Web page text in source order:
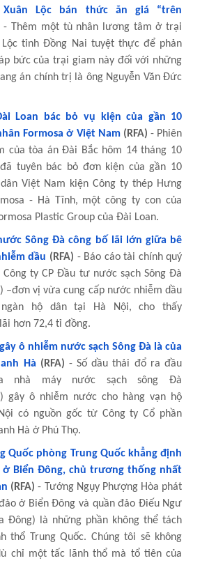
Lộc bán thức ăn giá “trên
- Thêm một tù nhân lương tâm ở trại
Lộc tỉnh Đồng Nai tuyệt thực để phản
bức của trại giam này đối với những
án chính trị là ông Nguyễn Văn Đức
Loan bác bỏ vụ kiện của gần 10
Formosa ở Việt Nam(RFA) - Phiên
của tòa án Đài Bắc hôm 14 tháng 10
tuyên bác bỏ đơn kiện của gần 10
Việt Nam kiện Công ty thép Hưng
- Hà Tĩnh, một công ty con của
Plastic Group của Đài Loan.
Sông Đà công bố lãi lớn giữa bê
dầu (RFA) - Báo cáo tài chính quý
Công ty CP Đầu tư nước sạch Sông Đà
–đơn vị vừa cung cấp nước nhiễm dầu
hộ dân tại Hà Nội, cho thấy
hơn 72,4 tỉ đồng.
ô nhiễm nước sạch Sông Đà là của
Hà (RFA) - Số dầu thải đổ ra đầu
nhà máy nước sạch sông Đà
gây ô nhiễm nước cho hàng vạn hộ
có nguồn gốc từ Công ty Cổ phần
Hà ở Phú Thọ.
Quốc phòng Trung Quốc khẳng định
ở Biển Đông, chủ trương thống nhất
(RFA) - Tướng Ngụy Phượng Hòa phát
ở Biển Đông và quần đảo Điếu Ngư
Đông) là những phần không thể tách
thổ Trung Quốc. Chúng tôi sẽ không
chỉ một tấc lãnh thổ mà tổ tiên của